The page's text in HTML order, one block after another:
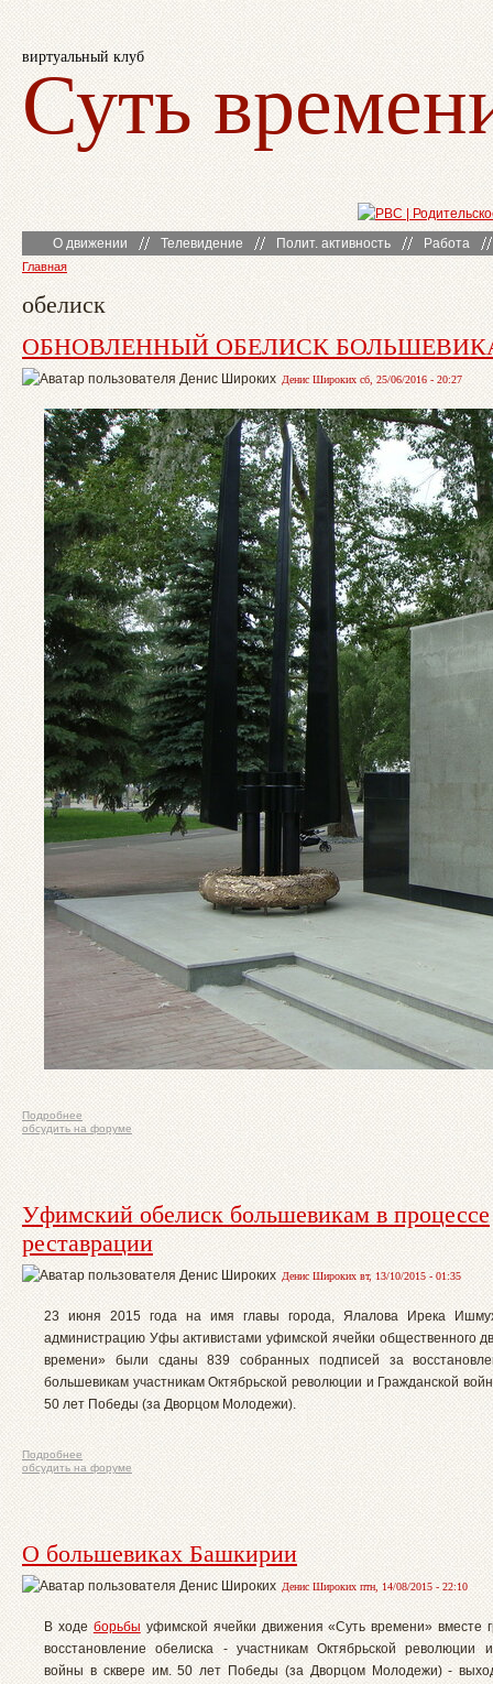
виртуальный клуб
Суть
О движении Телевидение Полит. активность Работа
Главная
обелиск
ОБНОВЛЕННЫЙ ОБЕЛИСК
Денис Широких сб, 25/06/2016 - 20:27
Подробнее
обсудить на форуме
Уфимский обелиск большевикам в процессе
реставрации
Денис Широких вт, 13/10/2015 - 01:35
23 июня 2015 года на имя главы города, Ялалова Ирека
администрацию Уфы активистами уфимской ячейки общественного
времени» были сданы 839 собранных подписей за
большевикам участникам Октябрьской революции и Гражданской
50 лет Победы (за Дворцом Молодежи).
Подробнее
обсудить на форуме
О большевиках Башкирии
Денис Широких птн, 14/08/2015 - 22:10
В ходе борьбы уфимской ячейки движения «Суть времени» вместе
восстановление обелиска - участникам Октябрьской революции
войны в сквере им. 50 лет Победы (за Дворцом Молодежи) -